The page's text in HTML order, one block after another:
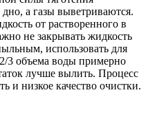
а газы выветриваются.
от растворенного в
не закрывать жидкость
использовать для
3 объема воды примерно
лучше вылить. Процесс
и низкое качество очистки.